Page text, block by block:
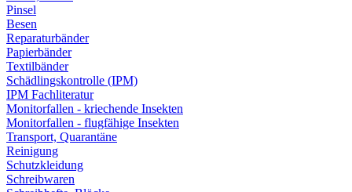
Pinsel
Besen
Reparaturbänder
Papierbänder
Textilbänder
Schädlingskontrolle (IPM)
IPM Fachliteratur
Monitorfallen - kriechende Insekten
Monitorfallen - flugfähige Insekten
Transport, Quarantäne
Reinigung
Schutzkleidung
Schreibwaren